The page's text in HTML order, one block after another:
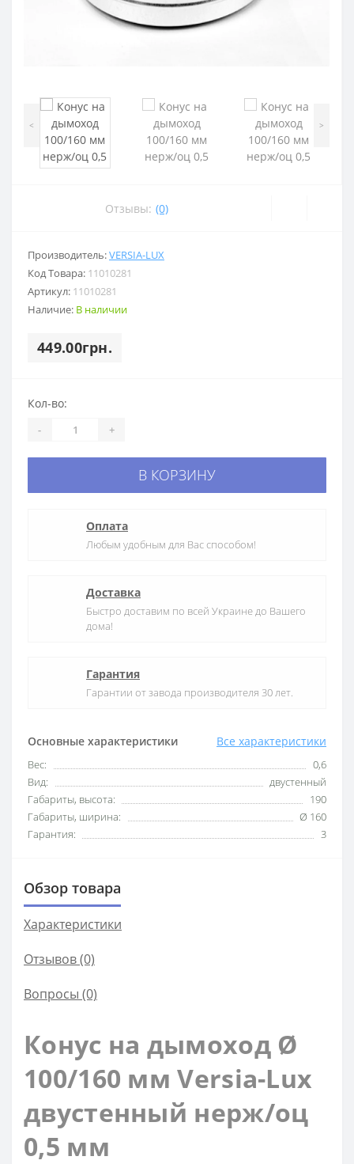
< >
Отзывы: (0)
Производитель:VERSIA-LUX
Код Товара: 11010281
Артикул: 11010281
Наличие: В наличии
449.00грн.
Основные характеристики Все характеристики
Вес:
0,6
Вид:
двустенный
Габариты, высота:
190
Габариты, ширина:
Ø 160
Гарантия:
3
Кол-во:
- +
В КОРЗИНУ
Оплата
Любым удобным для Вас способом!
Доставка
Быстро доставим по всей Украине до Вашего
дома!
Гарантия
Гарантии от завода производителя 30 лет.
Обзор товара
Характеристики
Отзывов (0)
Вопросы (0)
Конус на дымоход Ø
100/160 мм Versia-Lux
двустенный нерж/оц
0,5 мм